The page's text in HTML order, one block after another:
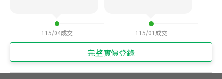
115/04成交 115/01 成交
完整實價登錄